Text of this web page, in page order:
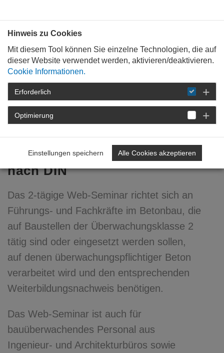
STARTSEITE
FORTBILDUNG
DETAIL
Web-Sem Bauausführung für
Fach- u. Führungskräfte
nach DIN
Das 2-tägige Web-Seminar richtet sich an
Führungs- und Fachkräfte im Betonbau, die
auf Baustellen der Überwachungsklasse 2
tätig sind oder eingesetzt werden sollen,
auf denen überwachungspflichtiger Beton
verarbeitet wird und den entsprechenden
Weiterbildungsnachweis benötigen.
Das Web-Seminar ist auch für
bauüberwachendes Personal aus
Ingenieur- und Architekturbüros sowie
Hinweis zu Cookies
Mit diesem Tool können Sie einzelne Technologien, die auf
dieser Website verwendet werden, aktivieren/deaktivieren.
Cookie Informationen.
Erforderlich
Optimierung
Einstellungen speichern Alle Cookies akzeptieren